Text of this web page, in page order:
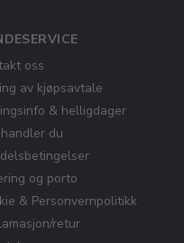
oss
av kjøpsavtale
& helligdager
du
og porto
& Personvernpolitikk
retur